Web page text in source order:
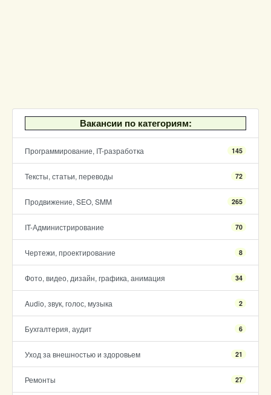
Вакансии по категориям:
Программирование, IT-разработка 145
Тексты, статьи, переводы 72
Продвижение, SEO, SMM 265
IT-Администрирование 70
Чертежи, проектирование 8
Фото, видео, дизайн, графика, анимация 34
Audio, звук, голос, музыка 2
Бухгалтерия, аудит 6
Уход за внешностью и здоровьем 21
Ремонты 27